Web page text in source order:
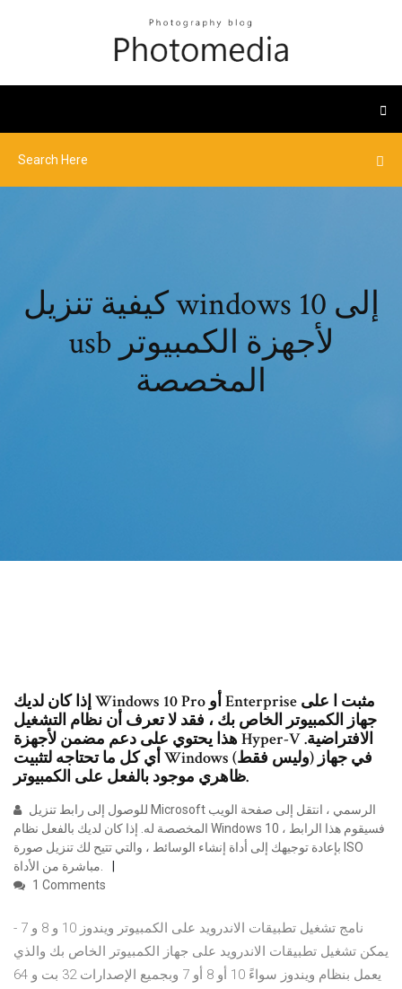
كيفية تنزيل windows 10 إلى
usb لأجهزة الكمبيوتر
المخصصة
إذا كان لديك Windows 10 Pro أو Enterprise مثبت ا على
جهاز الكمبيوتر الخاص بك ، فقد لا تعرف أن نظام التشغيل
هذا يحتوي على دعم مضمن لأجهزة Hyper-V الافتراضية.
أي كل ما تحتاجه لتثبيت Windows (وليس فقط) في جهاز
ظاهري موجود بالفعل على الكمبيوتر.
المخصصة له. إذا كان لديك بالفعل نظام Windows 10 ، فسيقوم هذا الرابط
بإعادة توجيهك إلى أداة إنشاء الوسائط ، والتي تتيح لك تنزيل صورة ISO
مباشرة من الأداة.
1 Comments
نامج تشغيل تطبيقات الاندرويد على الكمبيوتر ويندوز 10 و 8 و 7 -
يمكن تشغيل تطبيقات الاندرويد على جهاز الكمبيوتر الخاص بك والذي
يعمل بنظام ويندوز سواءً 10 أو 8 أو 7 وبجميع الإصدارات 32 بت و 64